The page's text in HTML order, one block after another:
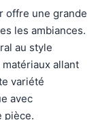
offre une grande
les ambiances.
au style
allant
variété
avec
pièce.